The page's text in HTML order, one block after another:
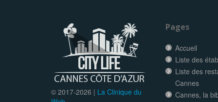
© 2017-2026 | La Clinique du
Pages
Accueil
Liste des
Liste des
Cannes
Cannes, la